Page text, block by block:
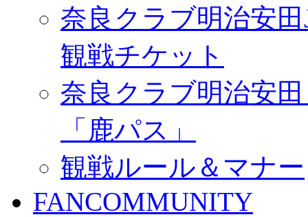
奈良クラブ明治安
観戦チケット
奈良クラブ明治安
「鹿パス」
観戦ルール＆マナー
FANCOMMUNITY